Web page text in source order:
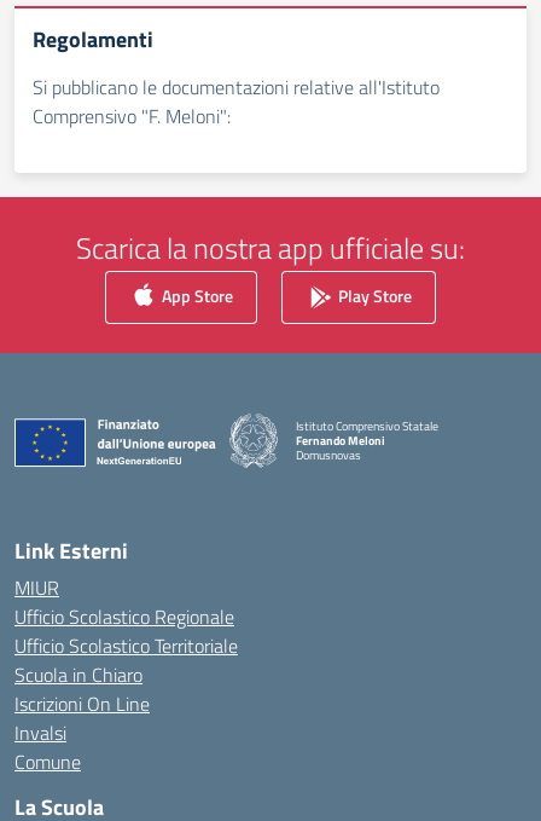
Regolamenti
Si pubblicano le documentazioni relative all'Istituto
Comprensivo "F. Meloni":
Scarica la nostra app ufficiale su:
App Store Play Store
Istituto Comprensivo Statale
Fernando Meloni
Domusnovas
Link Esterni
MIUR
Ufficio Scolastico Regionale
Ufficio Scolastico Territoriale
Scuola in Chiaro
Iscrizioni On Line
Invalsi
Comune
La Scuola